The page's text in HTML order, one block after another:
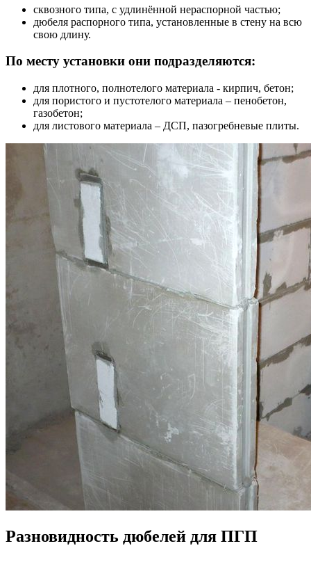
сквозного типа, с удлинённой нераспорной частью;
дюбеля распорного типа, установленные в стену на всю
свою длину.
По месту установки они подразделяются:
для плотного, полнотелого материала - кирпич, бетон;
для пористого и пустотелого материала – пенобетон,
газобетон;
для листового материала – ДСП, пазогребневые плиты.
Разновидность дюбелей для ПГП